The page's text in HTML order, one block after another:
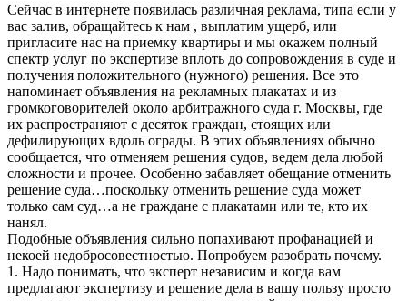
Сейчас в интернете появилась различная реклама, типа если у
вас залив, обращайтесь к нам , выплатим ущерб, или
пригласите нас на приемку квартиры и мы окажем полный
спектр услуг по экспертизе вплоть до сопровождения в суде и
получения положительного (нужного) решения. Все это
напоминает объявления на рекламных плакатах и из
громкоговорителей около арбитражного суда г. Москвы, где
их распространяют с десяток граждан, стоящих или
дефилирующих вдоль ограды. В этих объявлениях обычно
сообщается, что отменяем решения судов, ведем дела любой
сложности и прочее. Особенно забавляет обещание отменить
решение суда…поскольку отменить решение суда может
только сам суд…а не граждане с плакатами или те, кто их
нанял.
Подобные объявления сильно попахивают профанацией и
некоей недобросовестностью. Попробуем разобрать почему.
1. Надо понимать, что эксперт независим и когда вам
предлагают экспертизу и решение дела в вашу пользу просто